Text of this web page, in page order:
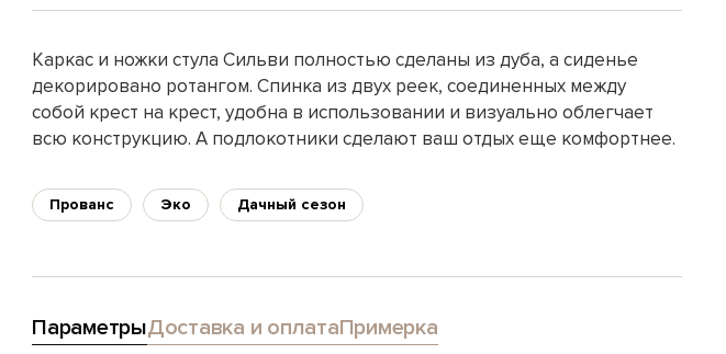
Каркас и ножки стула Сильви полностью сделаны из дуба, а сиденье
декорировано ротангом. Спинка из двух реек, соединенных между
собой крест на крест, удобна в использовании и визуально облегчает
всю конструкцию. А подлокотники сделают ваш отдых еще комфортнее.
Прованс Эко Дачный сезон
ПараметрыДоставка и оплатаПримерка